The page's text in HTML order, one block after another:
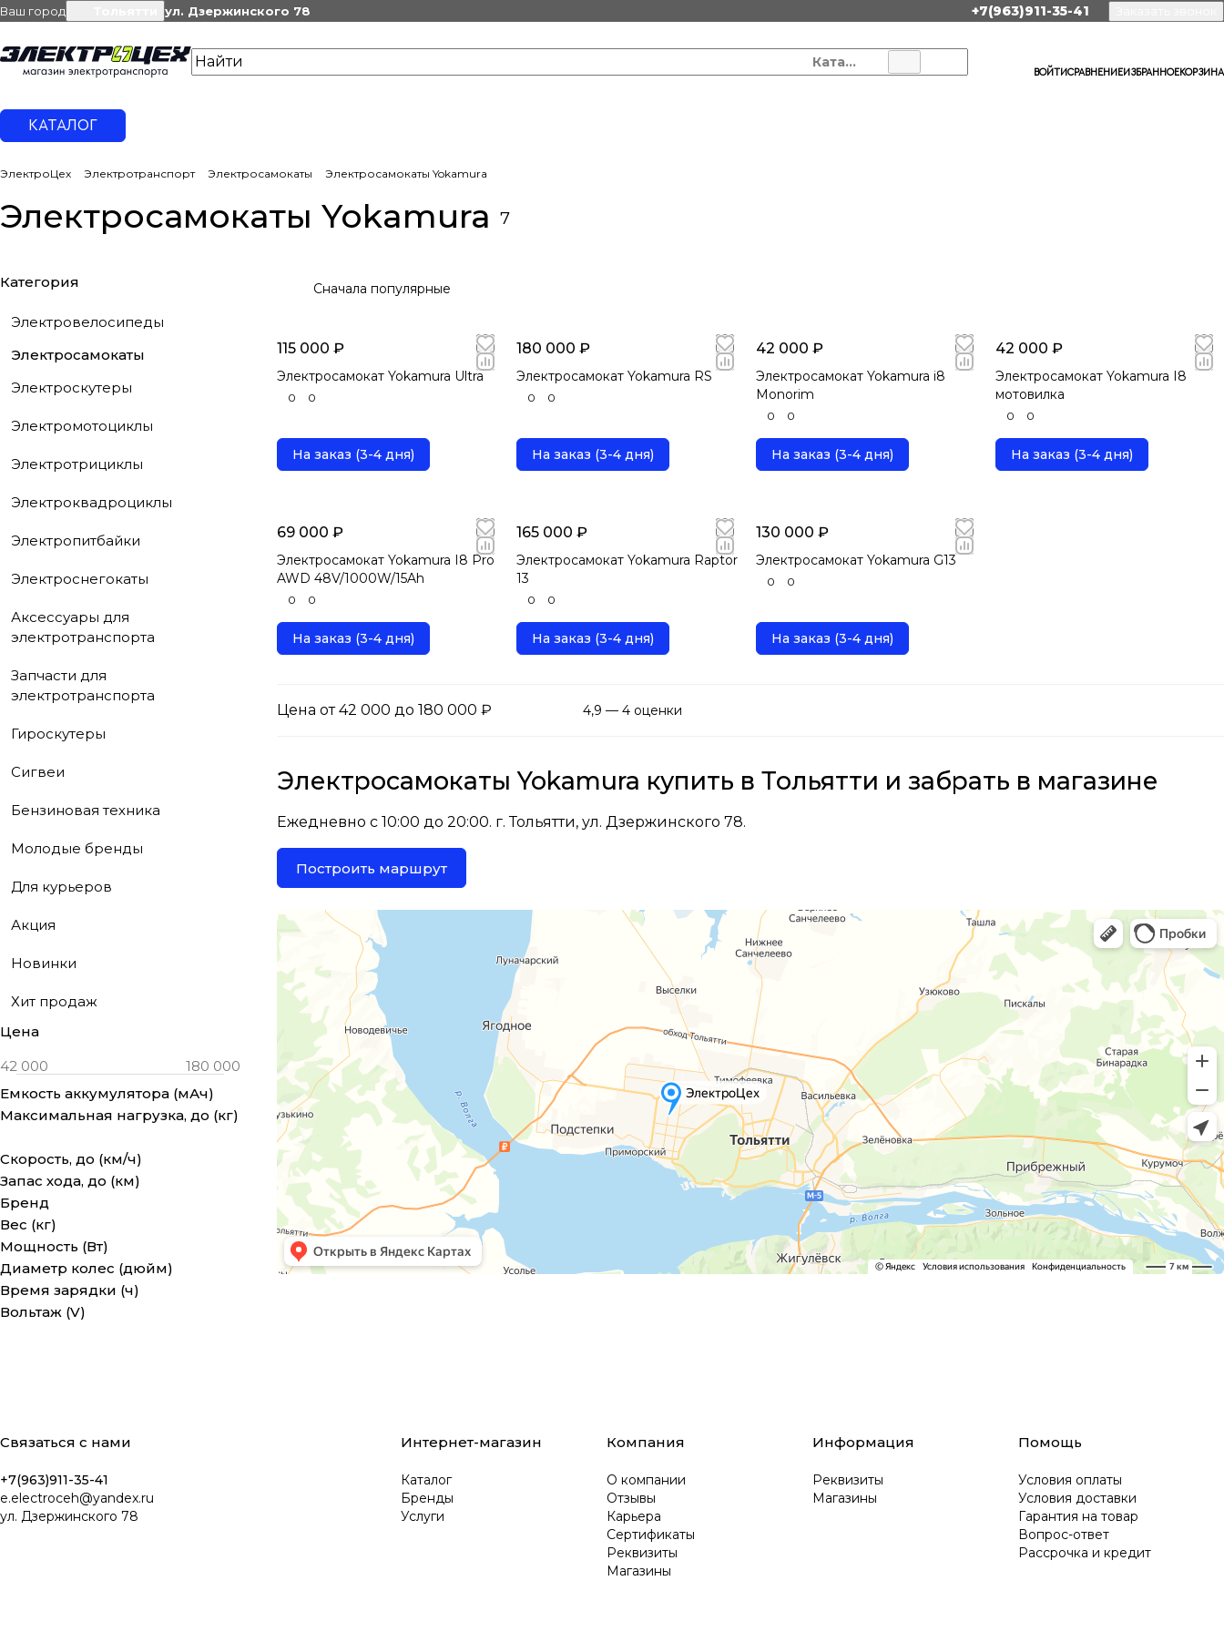
Ваш город ул. Дзержинского 78 +7(963)911-35-41
Каталог
ВОЙТИСРАВНЕНИЕИЗБРАННОЕКОРЗИНА
КАТАЛОГ
ЭлектроЦех Электротранспорт Электросамокаты Электросамокаты Yokamura
Электросамокаты Yokamura 7
Сначала популярные
115 000 ₽
Электросамокат Yokamura Ultra
0 0
На заказ (3-4 дня)
180 000 ₽
Электросамокат Yokamura RS
0 0
На заказ (3-4 дня)
42 000 ₽
Электросамокат Yokamura i8
Monorim
0 0
На заказ (3-4 дня)
42 000 ₽
Электросамокат Yokamura I8
мотовилка
0 0
На заказ (3-4 дня)
69 000 ₽
Электросамокат Yokamura I8 Pro
AWD 48V/1000W/15Ah
0 0
На заказ (3-4 дня)
165 000 ₽
Электросамокат Yokamura Raptor
13
0 0
На заказ (3-4 дня)
130 000 ₽
Электросамокат Yokamura G13
0 0
На заказ (3-4 дня)
Цена от 42 000 до 180 000 ₽ 4,9 — 4 оценки
Электросамокаты Yokamura купить в Тольятти и забрать в магазине
Ежедневно с 10:00 до 20:00. г. Тольятти, ул. Дзержинского 78.
Построить маршрут
Категория
Электровелосипеды
Электросамокаты
Электроскутеры
Электромотоциклы
Электротрициклы
Электроквадроциклы
Электропитбайки
Электроснегокаты
Аксессуары для
электротранспорта
Запчасти для
электротранспорта
Гироскутеры
Сигвеи
Бензиновая техника
Молодые бренды
Для курьеров
Акция
Новинки
Хит продаж
Цена
Емкость аккумулятора (мАч)
Максимальная нагрузка, до (кг)
Скорость, до (км/ч)
Запас хода, до (км)
Бренд
Вес (кг)
Мощность (Вт)
Диаметр колес (дюйм)
Время зарядки (ч)
Вольтаж (V)
Связаться с нами
+7(963)911-35-41
e.electroceh@yandex.ru
ул. Дзержинского 78
Интернет-магазин
Каталог
Бренды
Услуги
Компания
О компании
Отзывы
Карьера
Сертификаты
Реквизиты
Магазины
Информация
Реквизиты
Магазины
Помощь
Условия оплаты
Условия доставки
Гарантия на товар
Вопрос-ответ
Рассрочка и кредит